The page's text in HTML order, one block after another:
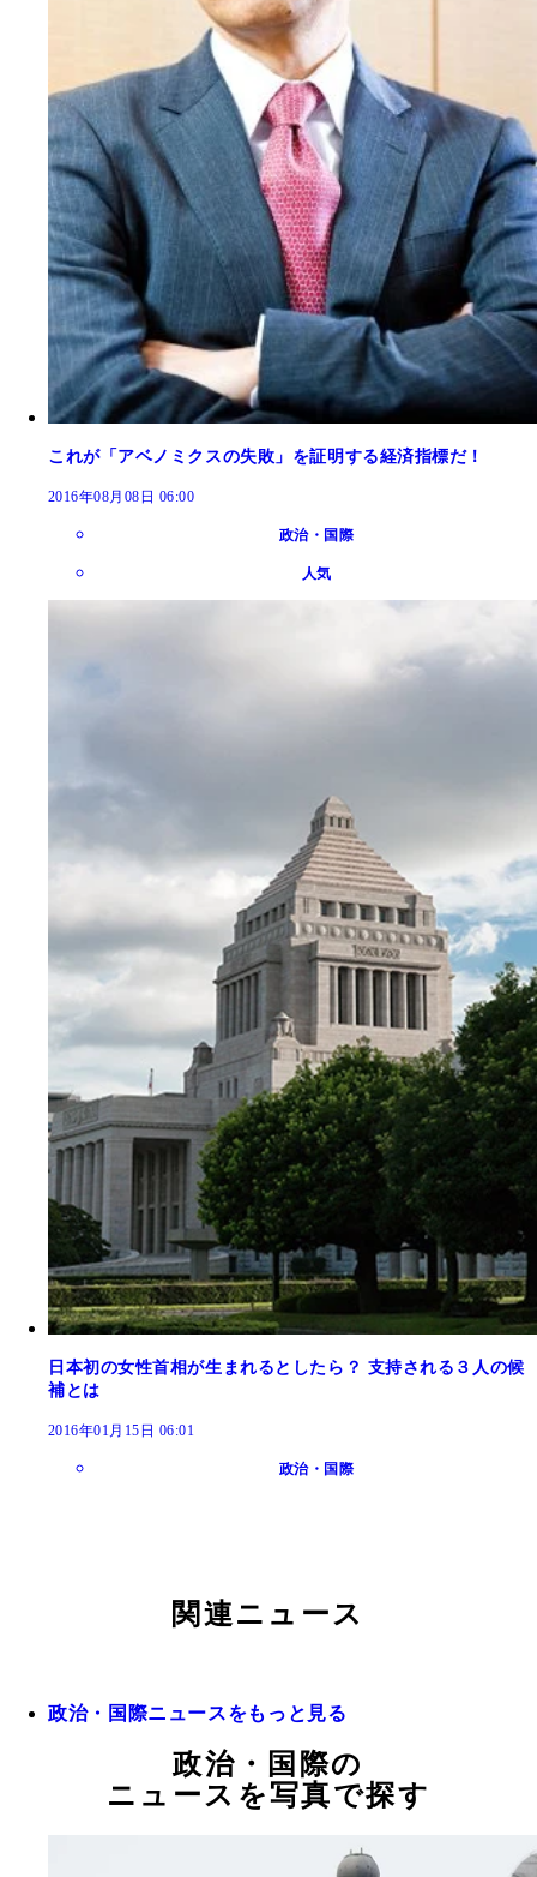
これが「アベノミクスの失敗」を証明する経済指標だ！
2016年08月08日 06:00
政治・国際
人気
日本初の女性首相が生まれるとしたら？ 支持される３人の候
補とは
2016年01月15日 06:01
政治・国際
関連ニュース
政治・国際ニュースをもっと見る
政治・国際の
ニュースを写真で探す